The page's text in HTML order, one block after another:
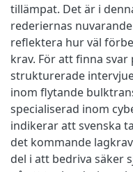
tillämpat. Det är i
rederiernas
reflektera hur väl
krav. För att finna
strukturerade
inom flytande
specialiserad inom
indikerar att svenska
det kommande
del i att bedriva säker